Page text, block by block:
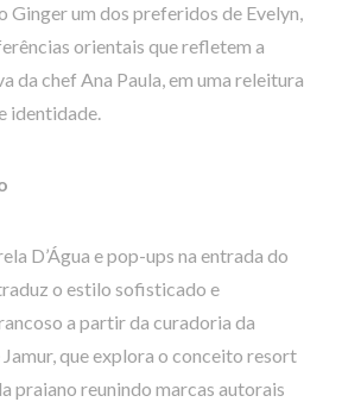
Ginger um dos preferidos de Evelyn,
orientais que refletem a
da chef Ana Paula, em uma releitura
identidade.
D’Água e pop-ups na entrada do
o estilo sofisticado e
a partir da curadoria da
que explora o conceito resort
praiano reunindo marcas autorais